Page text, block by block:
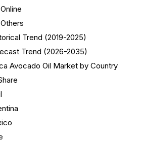
Trend (2019-2025)
Trend (2026-2035)
Avocado Oil Market by Country